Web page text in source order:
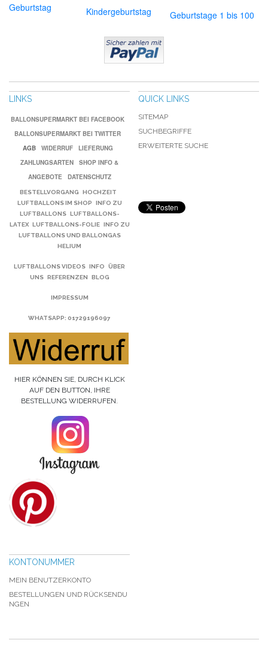
Geburtstag Kindergeburtstag Geburtstage 1 bis 100
LINKS
BALLONSUPERMARKT BEI FACEBOOK
BALLONSUPERMARKT BEI TWITTER
AGB
WIDERRUF
LIEFERUNG
ZAHLUNGSARTEN
SHOP INFO &
ANGEBOTE
DATENSCHUTZ
BESTELLVORGANG
HOCHZEIT
LUFTBALLONS IM SHOP
INFO ZU
LUFTBALLONS LUFTBALLONS-
LATEX LUFTBALLONS-FOLIE INFO ZU
LUFTBALLONS UND BALLONGAS
HELIUM
LUFTBALLONS VIDEOS INFO
ÜBER
UNS REFERENZEN BLOG
IMPRESSUM
WHATSAPP: 01729196097
HIER KÖNNEN SIE, DURCH KLICK
AUF DEN BUTTON, IHRE
BESTELLUNG WIDERRUFEN.
QUICK LINKS
SITEMAP
SUCHBEGRIFFE
ERWEITERTE SUCHE
KONTONUMMER
MEIN BENUTZERKONTO
BESTELLUNGEN UND RÜCKSENDU
NGEN